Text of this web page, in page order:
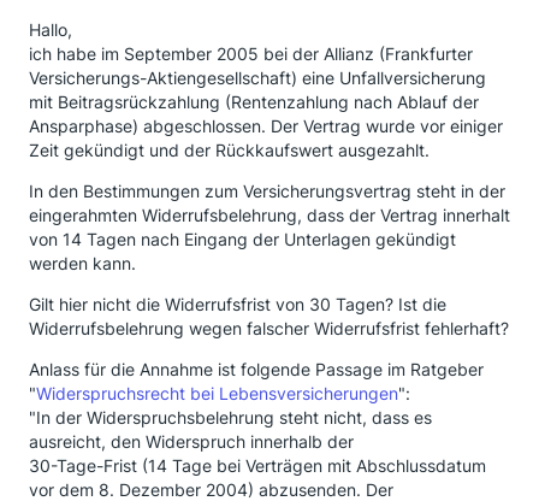
Hallo,
ich habe im September 2005 bei der Allianz (Frankfurter
Versicherungs-Aktiengesellschaft) eine Unfallversicherung
mit Beitragsrückzahlung (Rentenzahlung nach Ablauf der
Ansparphase) abgeschlossen. Der Vertrag wurde vor einiger
Zeit gekündigt und der Rückkaufswert ausgezahlt.
In den Bestimmungen zum Versicherungsvertrag steht in der
eingerahmten Widerrufsbelehrung, dass der Vertrag innerhalt
von 14 Tagen nach Eingang der Unterlagen gekündigt
werden kann.
Gilt hier nicht die Widerrufsfrist von 30 Tagen? Ist die
Widerrufsbelehrung wegen falscher Widerrufsfrist fehlerhaft?
Anlass für die Annahme ist folgende Passage im Ratgeber
"Widerspruchsrecht bei Lebensversicherungen":
"In der Widerspruchsbelehrung steht nicht, dass es
ausreicht, den Widerspruch innerhalb der
30-Tage-Frist (14 Tage bei Verträgen mit Abschlussdatum
vor dem 8. Dezember 2004) abzusenden. Der